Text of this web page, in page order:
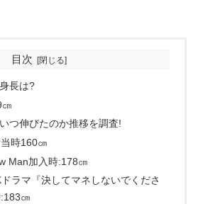
目次
長は?
つ伸びたのか推移を調査!
時160㎝
Man加入時:178㎝
ラマ『決してマネしないでくださ
㎝